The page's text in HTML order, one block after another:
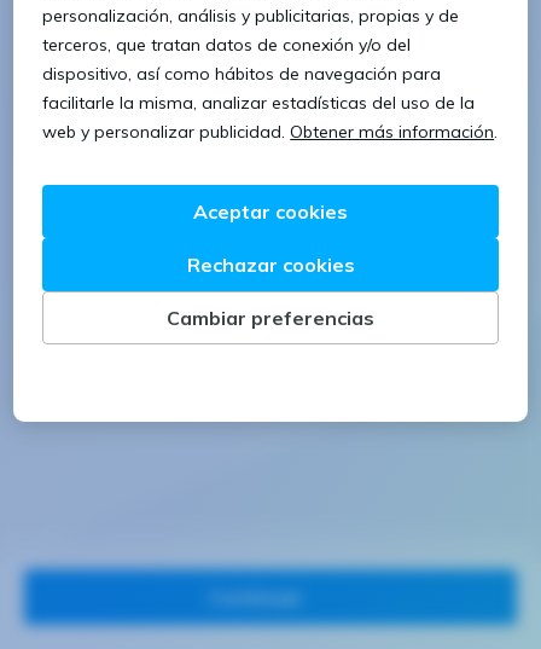
Confirmar contraseña
8 caracteres 1 letra minúscula
1 letra mayúscula 1 número